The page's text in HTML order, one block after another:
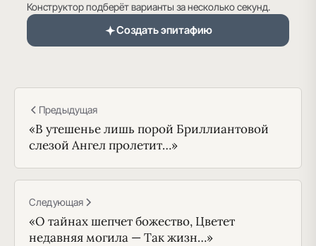
Конструктор подберёт варианты за несколько секунд.
Создать эпитафию
Предыдущая
«В утешенье лишь порой Бриллиантовой
слезой Ангел пролетит…»
Следующая
«О тайнах шепчет божество, Цветет
недавняя могила — Так жизн…»